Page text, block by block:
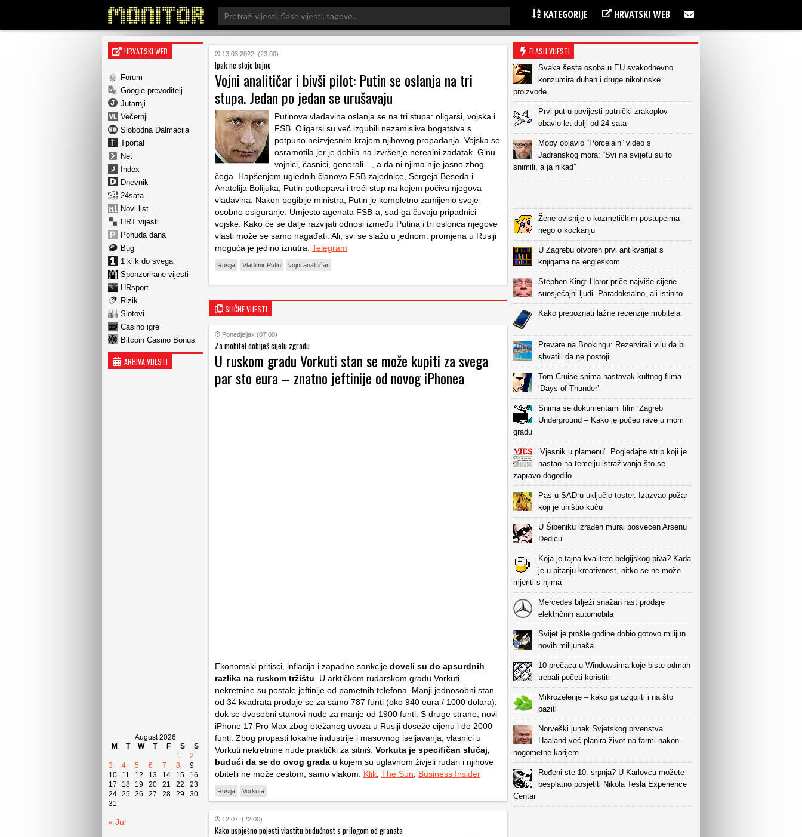
Search
for:
KATEGORIJE HRVATSKI WEB
HRVATSKI WEB
Forum
Google prevoditelj
Jutarnji
Večernji
Slobodna Dalmacija
Tportal
Net
Index
Dnevnik
24sata
Novi list
HRT vijesti
Ponuda dana
Bug
1 klik do svega
Sponzorirane vijesti
HRsport
Rizik
Slotovi
Casino igre
Bitcoin Casino Bonus
ARHIVA VIJESTI
August 2026
M
T W T F S
S
1
2
3
4 5 6 7 8
9
10
11 12 13 14 15
16
17
18 19 20 21 22
23
24 25 26 27 28 29
30
31
« Jul
13.03.2022. (23:00)
Ipak ne stoje bajno
Vojni analitičar i bivši pilot: Putin se oslanja na tri
stupa. Jedan po jedan se urušavaju
Putinova vladavina oslanja se na tri stupa: oligarsi, vojska i
FSB. Oligarsi su već izgubili nezamisliva bogatstva s
potpuno neizvjesnim krajem njihovog propadanja. Vojska se
osramotila jer je dobila na izvršenje nerealni zadatak. Ginu
vojnici, časnici, generali…, a da ni njima nije jasno zbog
čega. Hapšenjem uglednih članova FSB zajednice, Sergeja Beseda i
Anatolija Bolijuka, Putin potkopava i treći stup na kojem počiva njegova
vladavina. Nakon pogibije ministra, Putin je kompletno zamijenio svoje
osobno osiguranje. Umjesto agenata FSB-a, sad ga čuvaju pripadnici
vojske. Kako će se dalje razvijati odnosi između Putina i tri oslonca njegove
vlasti može se samo nagađati. Ali, svi se slažu u jednom: promjena u Rusiji
moguća je jedino iznutra. Telegram
Rusija Vladimir Putin vojni analitičar
SLIČNE VIJESTI
Ponedjeljak (07:00)
Za mobitel dobiješ cijelu zgradu
U ruskom gradu Vorkuti stan se može kupiti za svega
par sto eura – znatno jeftinije od novog iPhonea
Ekonomski pritisci, inflacija i zapadne sankcije doveli su do apsurdnih
razlika na ruskom tržištu. U arktičkom rudarskom gradu Vorkuti
nekretnine su postale jeftinije od pametnih telefona. Manji jednosobni stan
od 34 kvadrata prodaje se za samo 787 funti (oko 940 eura / 1000 dolara),
dok se dvosobni stanovi nude za manje od 1900 funti. S druge strane, novi
iPhone 17 Pro Max zbog otežanog uvoza u Rusiji doseže cijenu i do 2000
funti. Zbog propasti lokalne industrije i masovnog iseljavanja, vlasnici u
Vorkuti nekretnine nude praktički za sitniš. Vorkuta je specifičan slučaj,
budući da se do ovog grada u kojem su uglavnom živjeli rudari i njihove
obitelji ne može cestom, samo vlakom. Klik, The Sun, Business Insider
Rusija Vorkuta
12.07. (22:00)
Kako uspješno pojesti vlastitu budućnost s prilogom od granata
FLASH VIJESTI
Svaka šesta osoba u EU svakodnevno
konzumira duhan i druge nikotinske
proizvode
Prvi put u povijesti putnički zrakoplov
obavio let dulji od 24 sata
Moby objavio “Porcelain” video s
Jadranskog mora: “Svi na svijetu su to
snimili, a ja nikad”
Žene ovisnije o kozmetičkim postupcima
nego o kockanju
U Zagrebu otvoren prvi antikvarijat s
knjigama na engleskom
Stephen King: Horor-priče najviše cijene
suosjećajni ljudi. Paradoksalno, ali istinito
Kako prepoznati lažne recenzije mobitela
Prevare na Bookingu: Rezervirali vilu da bi
shvatili da ne postoji
Tom Cruise snima nastavak kultnog filma
‘Days of Thunder’
Snima se dokumentarni film ‘Zagreb
Underground – Kako je počeo rave u mom
gradu’
‘Vjesnik u plamenu‘. Pogledajte strip koji je
nastao na temelju istraživanja što se
zapravo dogodilo
Pas u SAD-u uključio toster. Izazvao požar
koji je uništio kuću
U Šibeniku izrađen mural posvećen Arsenu
Dediću
Koja je tajna kvalitete belgijskog piva? Kada
je u pitanju kreativnost, nitko se ne može
mjeriti s njima
Mercedes bilježi snažan rast prodaje
električnih automobila
Svijet je prošle godine dobio gotovo milijun
novih milijunaša
10 prečaca u Windowsima koje biste odmah
trebali početi koristiti
Mikrozelenje – kako ga uzgojiti i na što
paziti
Norveški junak Svjetskog prvenstva
Haaland već planira život na farmi nakon
nogometne karijere
Rođeni ste 10. srpnja? U Karlovcu možete
besplatno posjetiti Nikola Tesla Experience
Centar